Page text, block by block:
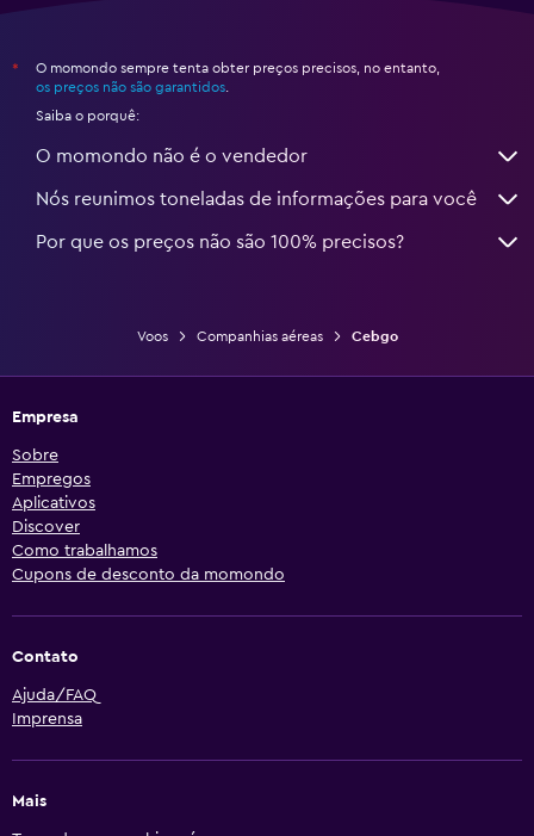
*
O momondo sempre tenta obter preços precisos, no entanto,
os preços não são garantidos
Saiba o porquê:
O momondo não é o vendedor
Nós reunimos toneladas de informações para você
Por que os preços não são 100% precisos?
Voos Companhias aéreas Cebgo
Empresa
Sobre
Empregos
Aplicativos
Discover
Como trabalhamos
Cupons de desconto da momondo
Contato
Ajuda/FAQ
Imprensa
Mais